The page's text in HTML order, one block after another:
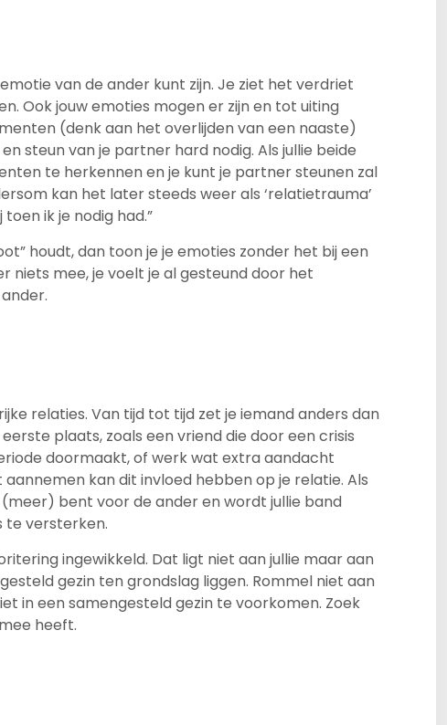
van de ander kunt zijn. Je ziet het verdriet
Ook jouw emoties mogen er zijn en tot uiting
(denk aan het overlijden van een naaste)
steun van je partner hard nodig. Als jullie beide
te herkennen en je kunt je partner steunen zal
kan het later steeds weer als ‘relatietrauma’
ik je nodig had.”
houdt, dan toon je je emoties zonder het bij een
niets mee, je voelt je al gesteund door het
relaties. Van tijd tot tijd zet je iemand anders dan
plaats, zoals een vriend die door een crisis
doormaakt, of werk wat extra aandacht
kan dit invloed hebben op je relatie. Als
bent voor de ander en wordt jullie band
te versterken.
ingewikkeld. Dat ligt niet aan jullie maar aan
gezin ten grondslag liggen. Rommel niet aan
in een samengesteld gezin te voorkomen. Zoek
heeft.